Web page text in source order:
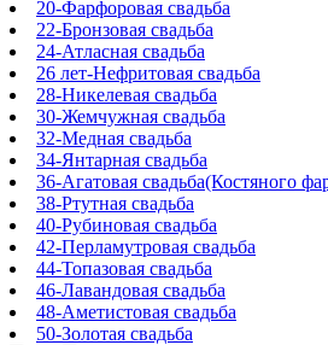
20-Фарфоровая свадьба
22-Бронзовая свадьба
24-Атласная свадьба
26 лет-Нефритовая свадьба
28-Никелевая свадьба
30-Жемчужная свадьба
32-Медная свадьба
34-Янтарная свадьба
36-Агатовая свадьба(Костяного
38-Ртутная свадьба
40-Рубиновая свадьба
42-Перламутровая свадьба
44-Топазовая свадьба
46-Лавандовая свадьба
48-Аметистовая свадьба
50-Золотая свадьба